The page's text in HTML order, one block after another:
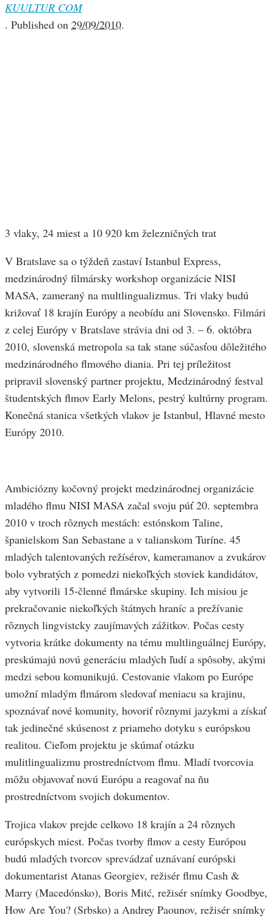
KUULTUR COM
. Published on 29/09/2010.
3 vlaky, 24 miest a 10 920 km železničných trat
V Bratslave sa o týždeň zastaví Istanbul Express,
medzinárodný filmársky workshop organizácie NISI
MASA, zameraný na multlingualizmus. Tri vlaky budú
križovať 18 krajín Európy a neobídu ani Slovensko. Filmári
z celej Európy v Bratslave strávia dni od 3. – 6. októbra
2010, slovenská metropola sa tak stane súčasťou dôležitého
medzinárodného flmového diania. Pri tej príležitost
pripravil slovenský partner projektu, Medzinárodný festval
študentských flmov Early Melons, pestrý kultúrny program.
Konečná stanica všetkých vlakov je Istanbul, Hlavné mesto
Európy 2010.
Ambiciózny kočovný projekt medzinárodnej organizácie
mladého flmu NISI MASA začal svoju púť 20. septembra
2010 v troch rôznych mestách: estónskom Taline,
španielskom San Sebastane a v talianskom Turíne. 45
mladých talentovaných režísérov, kameramanov a zvukárov
bolo vybratých z pomedzi niekoľkých stoviek kandidátov,
aby vytvorili 15-členné flmárske skupiny. Ich misiou je
prekračovanie niekoľkých štátnych hraníc a prežívanie
rôznych lingvistcky zaujímavých zážitkov. Počas cesty
vytvoria krátke dokumenty na tému multlinguálnej Európy,
preskúmajú novú generáciu mladých ľudí a spôsoby, akými
medzi sebou komunikujú. Cestovanie vlakom po Európe
umožní mladým flmárom sledovať meniacu sa krajinu,
spoznávať nové komunity, hovoriť rôznymi jazykmi a získať
tak jedinečné skúsenost z priameho dotyku s európskou
realitou. Cieľom projektu je skúmať otázku
mulitlingualizmu prostredníctvom flmu. Mladí tvorcovia
môžu objavovať novú Európu a reagovať na ňu
prostredníctvom svojich dokumentov.
Trojica vlakov prejde celkovo 18 krajín a 24 rôznych
európskych miest. Počas tvorby flmov a cesty Európou
budú mladých tvorcov sprevádzať uznávaní európski
dokumentarist Atanas Georgiev, režisér flmu Cash &
Marry (Macedónsko), Boris Mitć, režisér snímky Goodbye,
How Are You? (Srbsko) a Andrey Paounov, režisér snímky